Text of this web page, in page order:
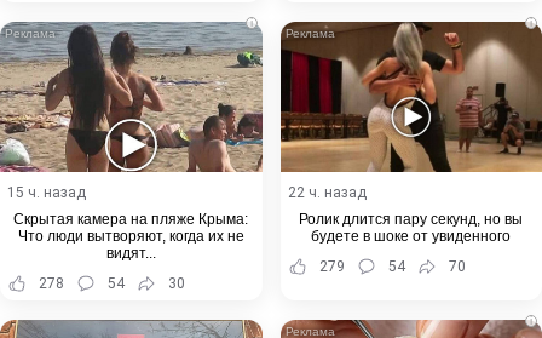
i
15 ч. назад
Скрытая камера на пляже Крыма:
Что люди вытворяют, когда их не
видят...
278
54 30
i
22 ч. назад
Ролик длится пару секунд, но вы
будете в шоке от увиденного
279
54 70
i